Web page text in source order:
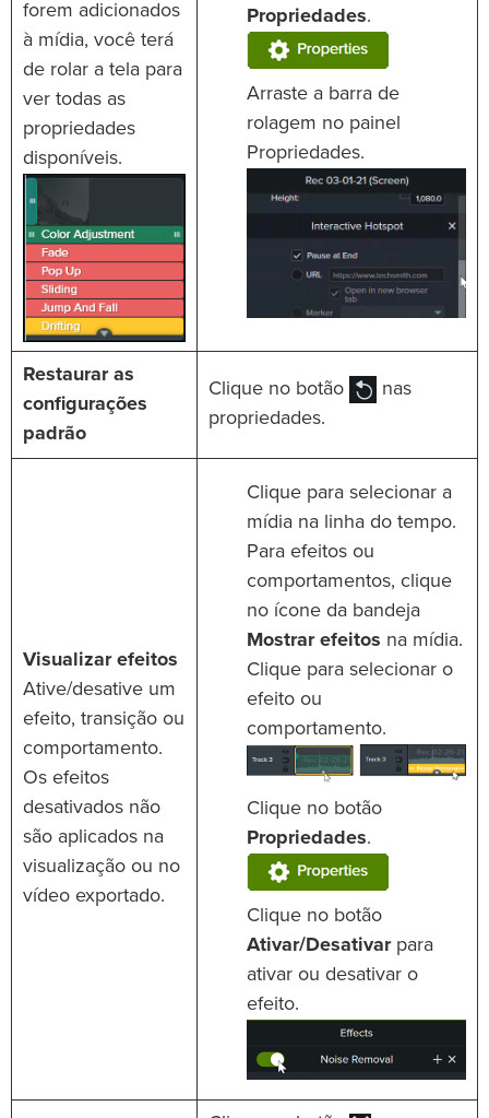
forem adicionados
à mídia, você terá
de rolar a tela para
ver todas as
propriedades
disponíveis.
Propriedades.
Arraste a barra de
rolagem no painel
Propriedades.
Restaurar as
configurações
padrão
Clique no botão
nas
propriedades.
Visualizar efeitos
Ative/desative um
efeito, transição ou
comportamento.
Os efeitos
desativados não
são aplicados na
visualização ou no
vídeo exportado.
Clique para selecionar a
mídia na linha do tempo.
Para efeitos ou
comportamentos, clique
no ícone da bandeja
Mostrar efeitos na mídia.
Clique para selecionar o
efeito ou
comportamento.
Clique no botão
Propriedades.
Clique no botão
Ativar/Desativarpara
ativar ou desativar o
efeito.